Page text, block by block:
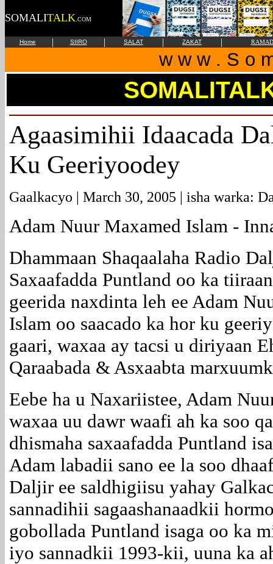
SOMALITALK .COM
Home | SIIRO | SALAT | ZAKAT |
w w w . S o
Agaasimihii Idaacada
Ku Geeriyoodey
Gaalkacyo | March 30, 2005 | isha warka:
Adam Nuur Maxamed Islam -
Dhammaan Shaqaalaha Radio
Saxaafadda Puntland oo ka
geerida naxdinta leh ee Adam
Islam oo saacado ka hor ku
gaari, waxaa ay tacsi u diriyaan
Qaraabada & Asxaabta
Eebe ha u Naxariistee, Adam
waxaa uu dawr waafi ah ka soo
dhismaha saxaafadda Puntland
Adam labadii sano ee la soo
Daljir ee saldhigiisu yahay
sannadihii sagaashanaadkii
gobollada Puntland isaga oo ka
iyo sannadkii 1993-kii, uuna ka